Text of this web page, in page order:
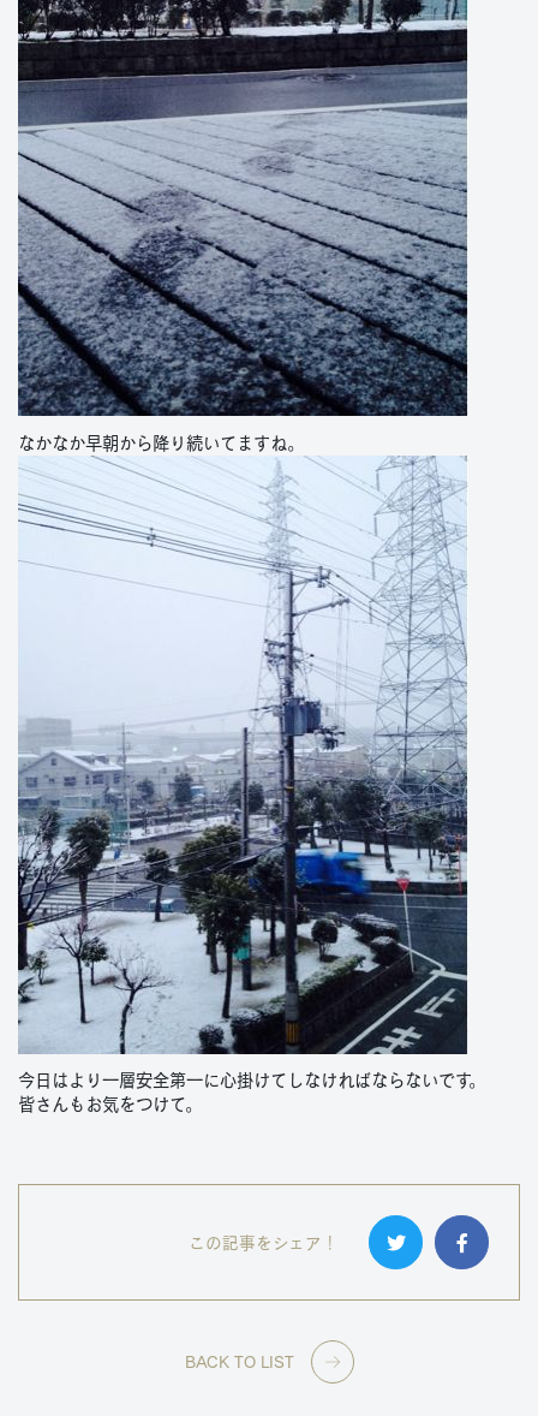
なかなか早朝から降り続いてますね。
今日はより一層安全第一に心掛けてしなければならないです。
皆さんもお気をつけて。
この記事をシェア！
BACK TO LIST